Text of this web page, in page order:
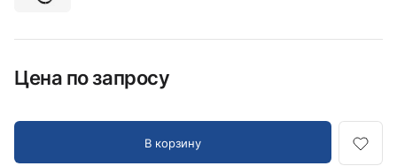
Цена по запросу
В корзину